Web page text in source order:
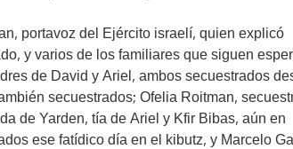
portavoz del Ejército israelí, quien explicó
y varios de los familiares que siguen
de David y Ariel, ambos secuestrados
secuestrados; Ofelia Roitman,
de Yarden, tía de Ariel y Kfir Bibas, aún en
ese fatídico día en el kibutz, y Marcelo